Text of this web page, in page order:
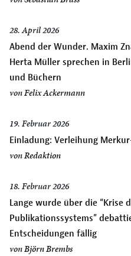
28. April 2026
Abend der Wunder. Maxim
Herta Müller sprechen in
und Büchern
vonFelix Ackermann
19. Februar 2026
Einladung: Verleihung
vonRedaktion
18. Februar 2026
Lange wurde über die “Krise
Publikationssystems”
Entscheidungen fällig
vonBjörn Brembs